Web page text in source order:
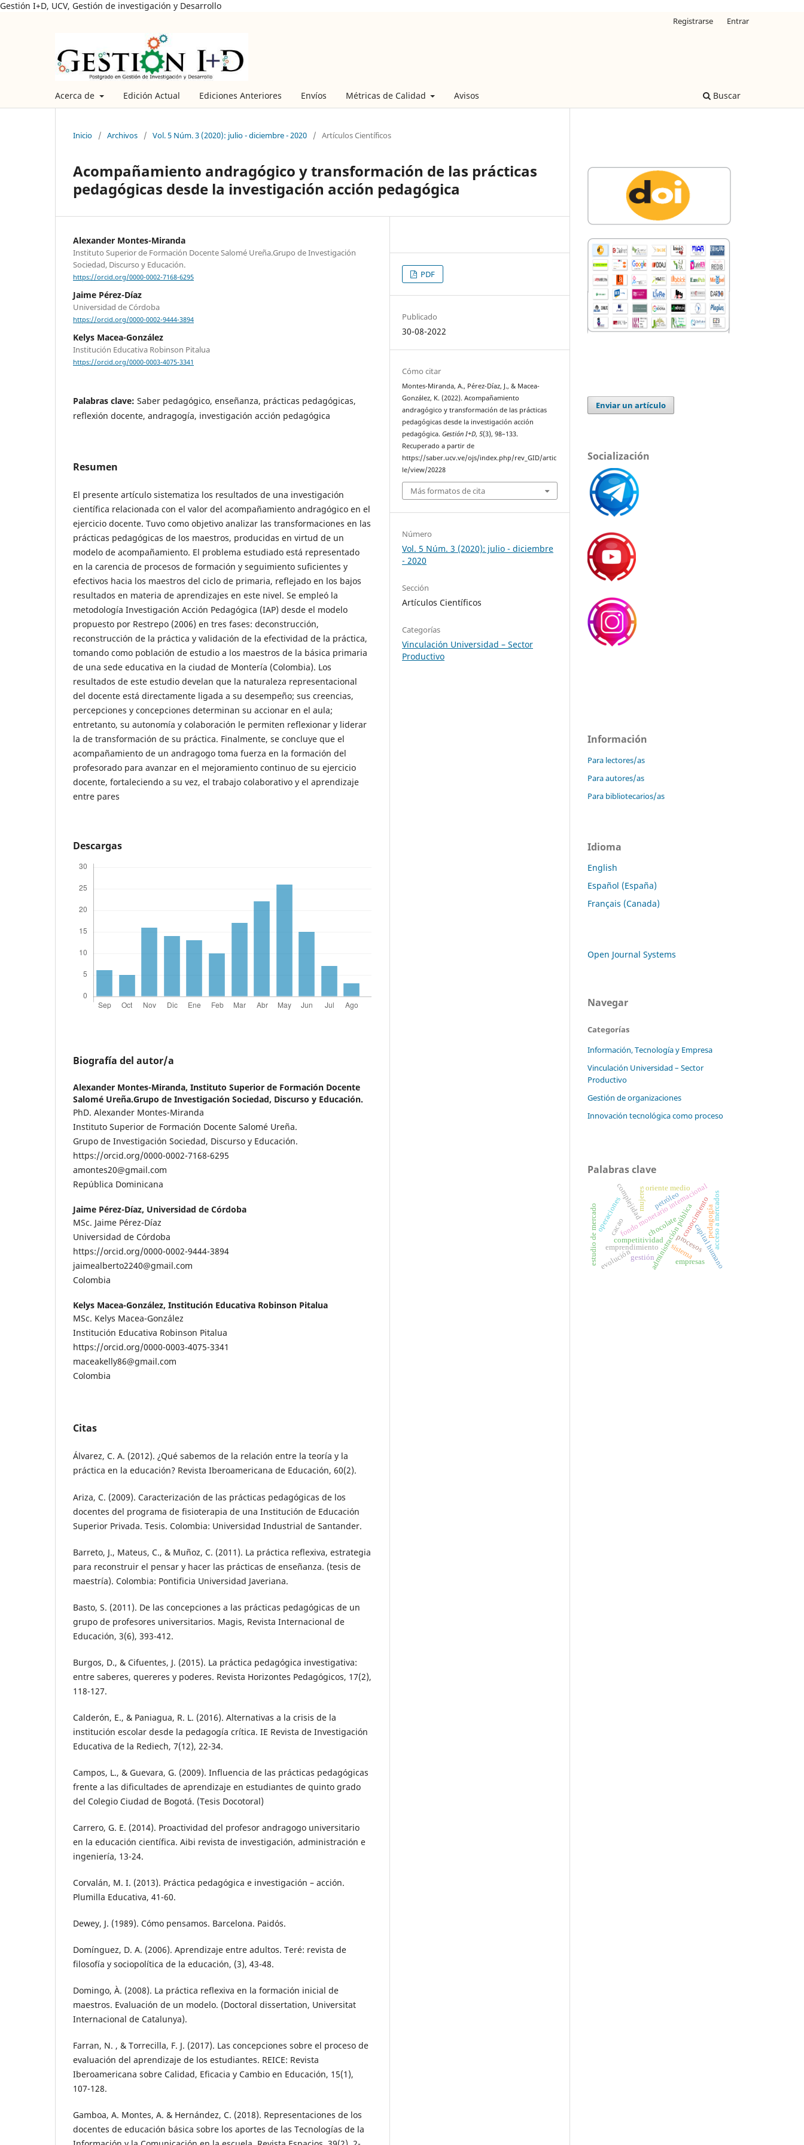
Gestión I+D, UCV, Gestión de investigación y Desarrollo
Acerca de Edición Actual Ediciones Anteriores Envíos Métricas de Calidad Avisos Buscar
Registrarse Entrar
Inicio / Archivos / Vol. 5 Núm. 3 (2020): julio - diciembre - 2020 / Artículos Científicos
Acompañamiento andragógico y transformación de las prácticas
pedagógicas desde la investigación acción pedagógica
Alexander Montes-Miranda
Instituto Superior de Formación Docente Salomé Ureña.Grupo de Investigación
Sociedad, Discurso y Educación.
https://orcid.org/0000-0002-7168-6295
Jaime Pérez-Díaz
Universidad de Córdoba
https://orcid.org/0000-0002-9444-3894
Kelys Macea-González
Institución Educativa Robinson Pitalua
https://orcid.org/0000-0003-4075-3341
Palabras clave: Saber pedagógico, enseñanza, prácticas pedagógicas,
reflexión docente, andragogía, investigación acción pedagógica
Resumen
El presente artículo sistematiza los resultados de una investigación
científica relacionada con el valor del acompañamiento andragógico en el
ejercicio docente. Tuvo como objetivo analizar las transformaciones en las
prácticas pedagógicas de los maestros, producidas en virtud de un
modelo de acompañamiento. El problema estudiado está representado
en la carencia de procesos de formación y seguimiento suficientes y
efectivos hacia los maestros del ciclo de primaria, reflejado en los bajos
resultados en materia de aprendizajes en este nivel. Se empleó la
metodología Investigación Acción Pedagógica (IAP) desde el modelo
propuesto por Restrepo (2006) en tres fases: deconstrucción,
reconstrucción de la práctica y validación de la efectividad de la práctica,
tomando como población de estudio a los maestros de la básica primaria
de una sede educativa en la ciudad de Montería (Colombia). Los
resultados de este estudio develan que la naturaleza representacional
del docente está directamente ligada a su desempeño; sus creencias,
percepciones y concepciones determinan su accionar en el aula;
entretanto, su autonomía y colaboración le permiten reflexionar y liderar
la de transformación de su práctica. Finalmente, se concluye que el
acompañamiento de un andragogo toma fuerza en la formación del
profesorado para avanzar en el mejoramiento continuo de su ejercicio
docente, fortaleciendo a su vez, el trabajo colaborativo y el aprendizaje
entre pares
Descargas
Biografía del autor/a
Alexander Montes-Miranda, Instituto Superior de Formación Docente
Salomé Ureña.Grupo de Investigación Sociedad, Discurso y Educación.
PhD. Alexander Montes-Miranda
Instituto Superior de Formación Docente Salomé Ureña.
Grupo de Investigación Sociedad, Discurso y Educación.
https://orcid.org/0000-0002-7168-6295
amontes20@gmail.com
República Dominicana
Jaime Pérez-Díaz, Universidad de Córdoba
MSc. Jaime Pérez-Díaz
Universidad de Córdoba
https://orcid.org/0000-0002-9444-3894
jaimealberto2240@gmail.com
Colombia
Kelys Macea-González, Institución Educativa Robinson Pitalua
MSc. Kelys Macea-González
Institución Educativa Robinson Pitalua
https://orcid.org/0000-0003-4075-3341
maceakelly86@gmail.com
Colombia
Citas
Álvarez, C. A. (2012). ¿Qué sabemos de la relación entre la teoría y la
práctica en la educación? Revista Iberoamericana de Educación, 60(2).
Ariza, C. (2009). Caracterización de las prácticas pedagógicas de los
docentes del programa de fisioterapia de una Institución de Educación
Superior Privada. Tesis. Colombia: Universidad Industrial de Santander.
Barreto, J., Mateus, C., & Muñoz, C. (2011). La práctica reflexiva, estrategia
para reconstruir el pensar y hacer las prácticas de enseñanza. (tesis de
maestría). Colombia: Pontificia Universidad Javeriana.
Basto, S. (2011). De las concepciones a las prácticas pedagógicas de un
grupo de profesores universitarios. Magis, Revista Internacional de
Educación, 3(6), 393-412.
Burgos, D., & Cifuentes, J. (2015). La práctica pedagógica investigativa:
entre saberes, quereres y poderes. Revista Horizontes Pedagógicos, 17(2),
118-127.
Calderón, E., & Paniagua, R. L. (2016). Alternativas a la crisis de la
institución escolar desde la pedagogía crítica. IE Revista de Investigación
Educativa de la Rediech, 7(12), 22-34.
Campos, L., & Guevara, G. (2009). Influencia de las prácticas pedagógicas
frente a las dificultades de aprendizaje en estudiantes de quinto grado
del Colegio Ciudad de Bogotá. (Tesis Docotoral)
Carrero, G. E. (2014). Proactividad del profesor andragogo universitario
en la educación científica. Aibi revista de investigación, administración e
ingeniería, 13-24.
Corvalán, M. I. (2013). Práctica pedagógica e investigación – acción.
Plumilla Educativa, 41-60.
Dewey, J. (1989). Cómo pensamos. Barcelona. Paidós.
Domínguez, D. A. (2006). Aprendizaje entre adultos. Teré: revista de
filosofía y sociopolítica de la educación, (3), 43-48.
Domingo, À. (2008). La práctica reflexiva en la formación inicial de
maestros. Evaluación de un modelo. (Doctoral dissertation, Universitat
Internacional de Catalunya).
Farran, N. , & Torrecilla, F. J. (2017). Las concepciones sobre el proceso de
evaluación del aprendizaje de los estudiantes. REICE: Revista
Iberoamericana sobre Calidad, Eficacia y Cambio en Educación, 15(1),
107-128.
Gamboa, A. Montes, A. & Hernández, C. (2018). Representaciones de los
docentes de educación básica sobre los aportes de las Tecnologías de la
PDF
Publicado
30-08-2022
Cómo citar
Montes-Miranda, A., Pérez-Díaz, J., & Macea-
González, K. (2022). Acompañamiento
andragógico y transformación de las prácticas
pedagógicas desde la investigación acción
pedagógica.Gestión I+D,5(3), 98–133.
Recuperado a partir de
https://saber.ucv.ve/ojs/index.php/rev_GID/artic
le/view/20228
Más formatos de cita
Número
Vol. 5 Núm. 3 (2020): julio - diciembre
- 2020
Sección
Artículos Científicos
Categorías
Vinculación Universidad – Sector
Productivo
Enviar un artículo
Socialización
Información
Para lectores/as
Para autores/as
Para bibliotecarios/as
Idioma
English
Español (España)
Français (Canada)
Open Journal Systems
Navegar
Categorías
Información, Tecnología y Empresa
Vinculación Universidad – Sector
Productivo
Gestión de organizaciones
Innovación tecnológica como proceso
Palabras clave
administración pública
procesos
competitividad
fondo monetario internacional
petróleo
oriente medio
complejidad conocimiento
sistema
cacao chocolate
operaciones
capital humano
acceso a mercados
emprendimiento
empresas
mujeres
gestión
evolución
estudio de mercado pedagogía